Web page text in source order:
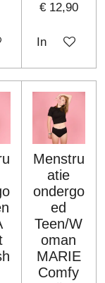
€ 12,90
In
Menstru
atie
ondergo
ed
Teen/W
oman
MARIE
Comfy